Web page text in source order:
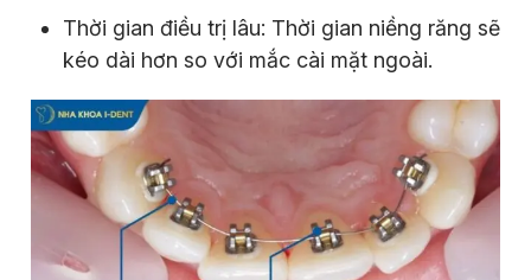
Thời gian điều trị lâu: Thời gian niềng răng sẽ
kéo dài hơn so với mắc cài mặt ngoài.